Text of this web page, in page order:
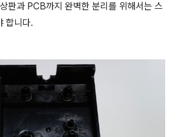
판과 PCB까지 완벽한 분리를 위해서는 스
합니다.